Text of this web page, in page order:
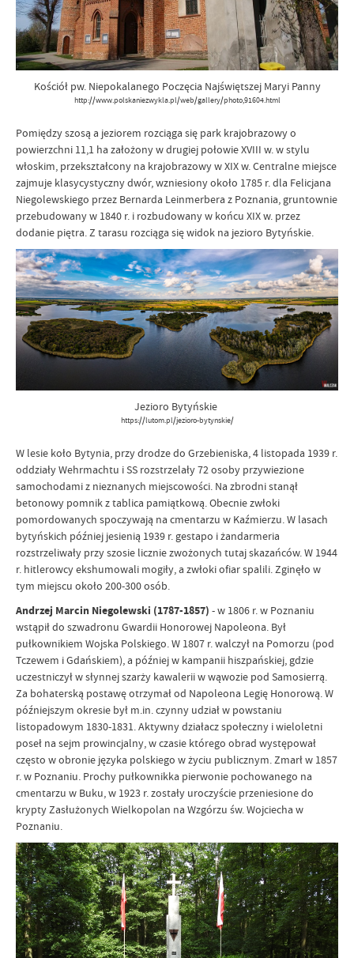
Kościół pw. Niepokalanego Poczęcia Najświętszej Maryi Panny
http://www.polskaniezwykla.pl/web/gallery/photo,91604.html
Pomiędzy szosą a jeziorem rozciąga się park krajobrazowy o
powierzchni 11,1 ha założony w drugiej połowie XVIII w. w stylu
włoskim, przekształcony na krajobrazowy w XIX w. Centralne miejsce
zajmuje klasycystyczny dwór, wzniesiony około 1785 r. dla Felicjana
Niegolewskiego przez Bernarda Leinmerbera z Poznania, gruntownie
przebudowany w 1840 r. i rozbudowany w końcu XIX w. przez
dodanie piętra. Z tarasu rozciąga się widok na jezioro Bytyńskie.
Jezioro Bytyńskie
https://lutom.pl/jezioro-bytynskie/
W lesie koło Bytynia, przy drodze do Grzebieniska, 4 listopada 1939 r.
oddziały Wehrmachtu i SS rozstrzelały 72 osoby przywiezione
samochodami z nieznanych miejscowości. Na zbrodni stanął
betonowy pomnik z tablica pamiątkową. Obecnie zwłoki
pomordowanych spoczywają na cmentarzu w Kaźmierzu. W lasach
bytyńskich później jesienią 1939 r. gestapo i żandarmeria
rozstrzeliwały przy szosie licznie zwożonych tutaj skazańców. W 1944
r. hitlerowcy ekshumowali mogiły, a zwłoki ofiar spalili. Zginęło w
tym miejscu około 200-300 osób.
Andrzej Marcin Niegolewski (1787-1857) - w 1806 r. w Poznaniu
wstąpił do szwadronu Gwardii Honorowej Napoleona. Był
pułkownikiem Wojska Polskiego. W 1807 r. walczył na Pomorzu (pod
Tczewem i Gdańskiem), a później w kampanii hiszpańskiej, gdzie
uczestniczył w słynnej szarży kawalerii w wąwozie pod Samosierrą.
Za bohaterską postawę otrzymał od Napoleona Legię Honorową. W
późniejszym okresie był m.in. czynny udział w powstaniu
listopadowym 1830-1831. Aktywny działacz społeczny i wieloletni
poseł na sejm prowincjalny, w czasie którego obrad występował
często w obronie języka polskiego w życiu publicznym. Zmarł w 1857
r. w Poznaniu. Prochy pułkownikka pierwonie pochowanego na
cmentarzu w Buku, w 1923 r. zostały uroczyście przeniesione do
krypty Zasłużonych Wielkopolan na Wzgórzu św. Wojciecha w
Poznaniu.